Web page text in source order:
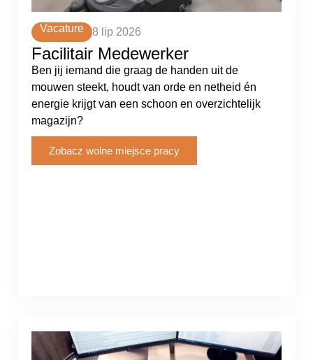
Vacature 8 lip 2026
Facilitair Medewerker
Ben jij iemand die graag de handen uit de
mouwen steekt, houdt van orde en netheid én
energie krijgt van een schoon en overzichtelijk
magazijn?
Zobacz wolne miejsce pracy